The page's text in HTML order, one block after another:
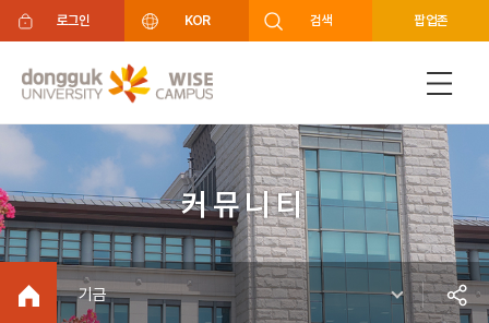
주메뉴 바로가기
푸터 바로가기
로그인 KOR 검색 팝업존
커뮤니티
기금